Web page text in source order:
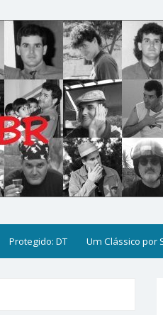
Protegido: DT Um Clássico por